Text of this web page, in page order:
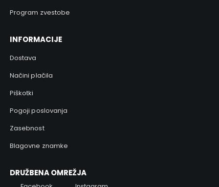
Program zvestobe
INFORMACIJE
Dostava
Načini plačila
Piškotki
Pogoji poslovanja
Zasebnost
Blagovne znamke
DRUŽBENA OMREŽJA